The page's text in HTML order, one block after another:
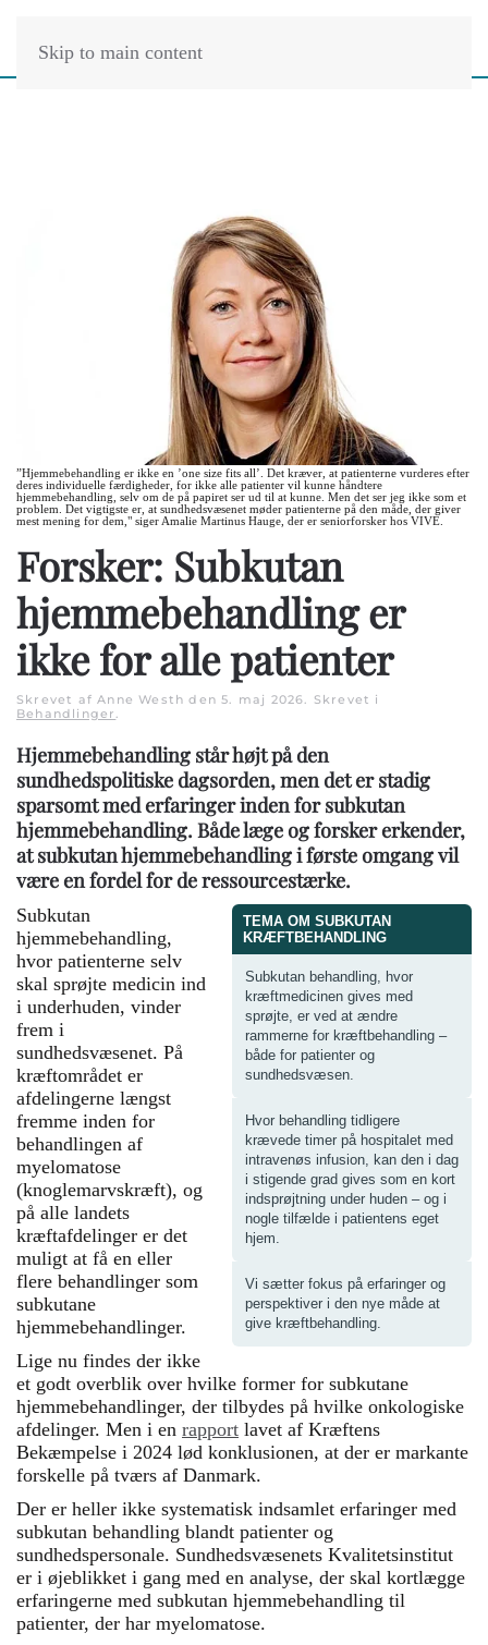
Skip to main content
”Hjemmebehandling er ikke en ’one size fits all’. Det kræver, at patienterne vurderes efter
deres individuelle færdigheder, for ikke alle patienter vil kunne håndtere
hjemmebehandling, selv om de på papiret ser ud til at kunne. Men det ser jeg ikke som et
problem. Det vigtigste er, at sundhedsvæsenet møder patienterne på den måde, der giver
mest mening for dem," siger Amalie Martinus Hauge, der er seniorforsker hos VIVE.
Forsker: Subkutan
hjemmebehandling er
ikke for alle patienter
Skrevet af Anne Westh den5. maj 2026. Skrevet i
Behandlinger.
Hjemmebehandling står højt på den
sundhedspolitiske dagsorden, men det er stadig
sparsomt med erfaringer inden for subkutan
hjemmebehandling. Både læge og forsker erkender,
at subkutan hjemmebehandling i første omgang vil
være en fordel for de ressourcestærke.
TEMA OM SUBKUTAN
KRÆFTBEHANDLING
Subkutan behandling, hvor
kræftmedicinen gives med
sprøjte, er ved at ændre
rammerne for kræftbehandling –
både for patienter og
sundhedsvæsen.
Hvor behandling tidligere
krævede timer på hospitalet med
intravenøs infusion, kan den i dag
i stigende grad gives som en kort
indsprøjtning under huden – og i
nogle tilfælde i patientens eget
hjem.
Vi sætter fokus på erfaringer og
perspektiver i den nye måde at
give kræftbehandling.
Subkutan
hjemmebehandling,
hvor patienterne selv
skal sprøjte medicin ind
i underhuden, vinder
frem i
sundhedsvæsenet. På
kræftområdet er
afdelingerne længst
fremme inden for
behandlingen af
myelomatose
(knoglemarvskræft), og
på alle landets
kræftafdelinger er det
muligt at få en eller
flere behandlinger som
subkutane
hjemmebehandlinger.
Lige nu findes der ikke
et godt overblik over hvilke former for subkutane
hjemmebehandlinger, der tilbydes på hvilke onkologiske
afdelinger. Men i en rapport lavet af Kræftens
Bekæmpelse i 2024 lød konklusionen, at der er markante
forskelle på tværs af Danmark.
Der er heller ikke systematisk indsamlet erfaringer med
subkutan behandling blandt patienter og
sundhedspersonale. Sundhedsvæsenets Kvalitetsinstitut
er i øjeblikket i gang med en analyse, der skal kortlægge
erfaringerne med subkutan hjemmebehandling til
patienter, der har myelomatose.